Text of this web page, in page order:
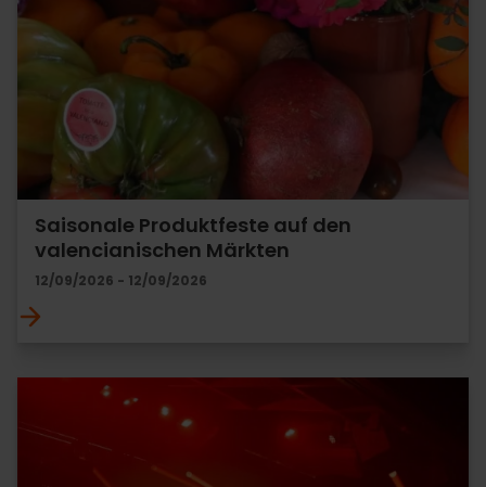
Saisonale Produktfeste auf den
valencianischen Märkten
12/09/2026 - 12/09/2026